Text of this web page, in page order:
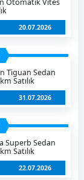
Otomatik Vites
20.07.2026
Tiguan Sedan
Satılık
31.07.2026
Superb Sedan
Satılık
22.07.2026